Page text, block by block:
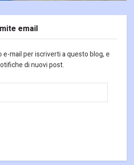
email
mail per iscriverti a questo blog, e
di nuovi post.